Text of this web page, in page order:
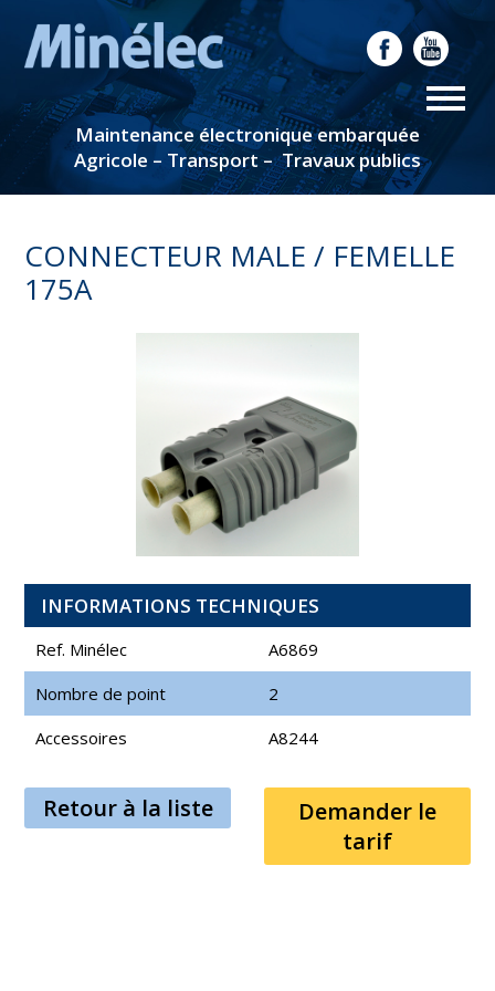
Maintenance électronique embarquée
Agricole – Transport – Travaux publics
CONNECTEUR MALE / FEMELLE
175A
INFORMATIONS TECHNIQUES
Ref. Minélec
A6869
Nombre de point
2
Accessoires
A8244
Retour à la liste
Demander le
tarif